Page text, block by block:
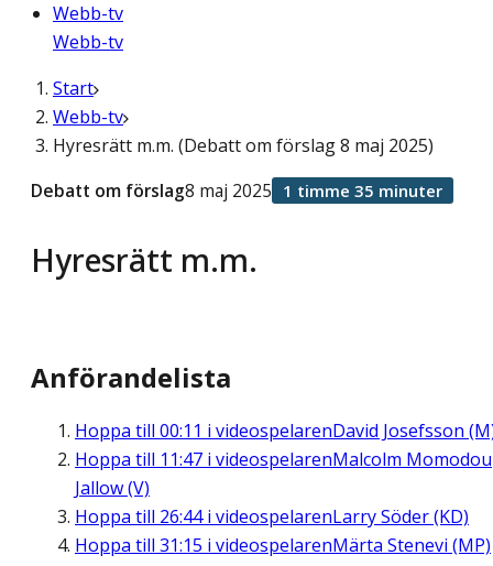
Webb-tv
Webb-tv
Start
Webb-tv
Hyresrätt m.m. (Debatt om förslag 8 maj 2025)
Hyresrätt m.m.
Debatt om förslag8 maj 2025 1 timme 35 minuter
Anförandelista
Hoppa till 00:11 i videospelarenDavid Josefsson
Hoppa till 11:47 i videospelarenMalcolm Momodou
Jallow (V)
Hoppa till 26:44i videospelarenLarry Söder (KD)
Hoppa till 31:15 i videospelarenMärta Stenevi (MP)